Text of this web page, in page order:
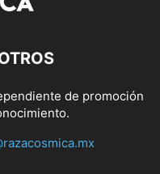
de promoción